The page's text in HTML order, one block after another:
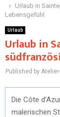
Urlaub in
Lebensgefühl
Urlaub
Urlaub in
Published by
Die Côte
malerischen